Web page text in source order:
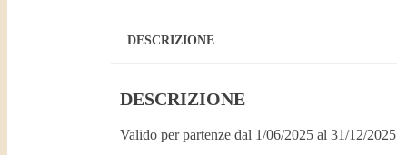
DESCRIZIONE
DESCRIZIONE
Valido per partenze dal 1/06/2025 al 31/12/2025